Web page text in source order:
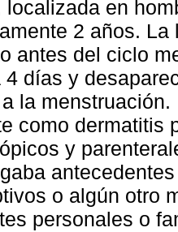
localizada en
2 años.
antes del ciclo
4 días y
la
como dermatitis
y
o algún otro
personales o